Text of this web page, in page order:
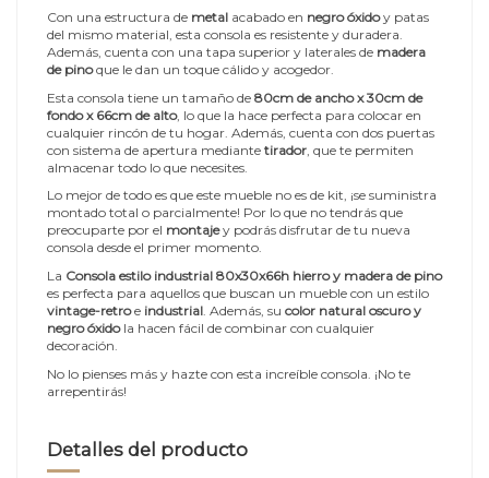
Con una estructura de metal acabado en negro óxidoy patas
del mismo material, esta consola es resistente y duradera.
Además, cuenta con una tapa superior y laterales de madera
de pinoque le dan un toque cálido y acogedor.
Esta consola tiene un tamaño de 80cm de ancho x 30cm de
fondo x 66cm de alto, lo que la hace perfecta para colocar en
cualquier rincón de tu hogar. Además, cuenta con dos puertas
con sistema de apertura mediante tirador , que te permiten
almacenar todo lo que necesites.
Lo mejor de todo es que este mueble no es de kit, ¡se suministra
montado total o parcialmente! Por lo que no tendrás que
preocuparte por el montajey podrás disfrutar de tu nueva
consola desde el primer momento.
La Consola estilo industrial 80x30x66h hierro y madera de pino
es perfecta para aquellos que buscan un mueble con un estilo
vintage-retroe industrial . Además, su color natural oscuro y
negro óxidola hacen fácil de combinar con cualquier
decoración.
No lo pienses más y hazte con esta increíble consola. ¡No te
arrepentirás!
Detalles del producto